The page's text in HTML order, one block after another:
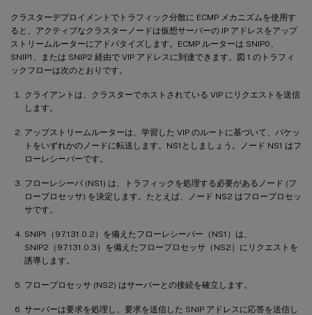
クラスターデプロイメントでトラフィック分散に ECMP メカニズムを使用す
ると、アクティブなクラスターノードは仮想サーバーの IP アドレスをアップ
ストリームルーターにアドバタイズします。ECMP ルーターは SNIP0、
SNIP1、または SNIP2 経由で VIP アドレスに到達できます。図 1 のトラフィ
ックフローは次のとおりです。
クライアントは、クラスターでホストされている VIP にリクエストを送信
します。
アップストリームルーターは、学習した VIP のルートに基づいて、パケッ
トをいずれかのノードに転送します。NS1としましょう。ノード NS1 はフ
ローレシーバーです。
フローレシーバ (NS1) は、トラフィックを処理する必要があるノード (フ
ロープロセッサ) を決定します。たとえば、ノード NS2 はフロープロセッ
サです。
SNIP1（97.131.0.2）を備えたフローレシーバー（NS1）は、
SNIP2（97.131.0.3）を備えたフロープロセッサ（NS2）にリクエストを
誘導します。
フロープロセッサ (NS2) はサーバーとの接続を確立します。
サーバーは要求を処理し、要求を送信した SNIP アドレスに応答を送信し